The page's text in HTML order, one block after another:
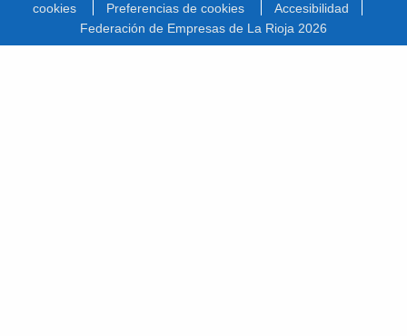
cookies
Preferencias de cookies
Accesibilidad
Federación de Empresas de La Rioja 2026